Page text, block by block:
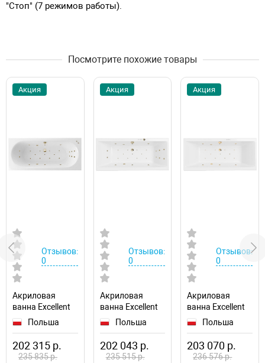
"Стоп" (7 режимов работы).
Посмотрите похожие товары
Акция
Отзывов:
0
Акриловая
ванна Excellent
Oceana Slim
WAEX.OCE18S.ULTRA.BR
Польша
202 315 р.
235 835 р.
Акция
Отзывов:
0
Акриловая
ванна Excellent
Pryzmat 180x80
Польша
202 043 р.
235 515 р.
Акция
Отзывов:
0
Акриловая
ванна Excellent
Pryzmat Slim
Польша
203 070 р.
236 576 р.